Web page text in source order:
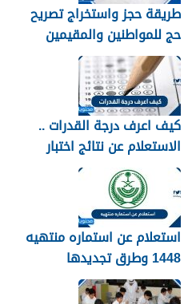
طريقة حجز واستخراج تصريح
حج للمواطنين والمقيمين
1448
كيف اعرف درجة القدرات ..
الاستعلام عن نتائج اختبار
القدرات 1448
استعلام عن استماره منتهيه
1448 وطرق تجديدها